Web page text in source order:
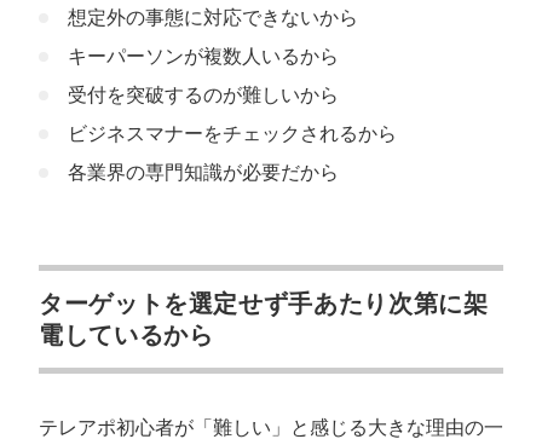
想定外の事態に対応できないから
キーパーソンが複数人いるから
受付を突破するのが難しいから
ビジネスマナーをチェックされるから
各業界の専門知識が必要だから
ターゲットを選定せず手あたり次第に架
電しているから
テレアポ初心者が「難しい」と感じる大きな理由の一